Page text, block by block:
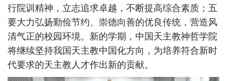
行院训精神，立志追求卓越，不断提高综合素质；五
要大力弘扬勤俭节约、崇德向善的优良传统，营造风
清气正的校园环境。新的学期，中国天主教神哲学院
将继续坚持我国天主教中国化方向，为培养符合新时
代要求的天主教人才作出新的贡献。